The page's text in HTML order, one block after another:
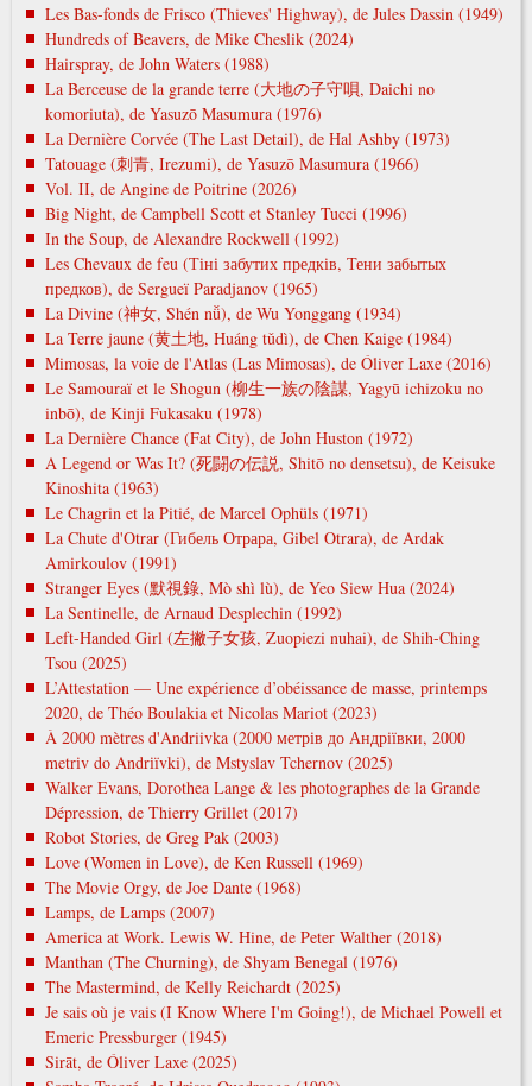
Les Bas-fonds de Frisco (Thieves' Highway), de Jules Dassin (1949)
Hundreds of Beavers, de Mike Cheslik (2024)
Hairspray, de John Waters (1988)
La Berceuse de la grande terre (大地の子守唄, Daichi no
komoriuta), de Yasuzō Masumura (1976)
La Dernière Corvée (The Last Detail), de Hal Ashby (1973)
Tatouage (刺青, Irezumi), de Yasuzō Masumura (1966)
Vol. II, de Angine de Poitrine (2026)
Big Night, de Campbell Scott et Stanley Tucci (1996)
In the Soup, de Alexandre Rockwell (1992)
Les Chevaux de feu (Тіні забутих предків, Тени забытых
предков), de Sergueï Paradjanov (1965)
La Divine (神女, Shén nǚ), de Wu Yonggang (1934)
La Terre jaune (黄土地, Huáng tǔdì), de Chen Kaige (1984)
Mimosas, la voie de l'Atlas (Las Mimosas), de Óliver Laxe (2016)
Le Samouraï et le Shogun (柳生一族の陰謀, Yagyū ichizoku no
inbō), de Kinji Fukasaku (1978)
La Dernière Chance (Fat City), de John Huston (1972)
A Legend or Was It? (死闘の伝説, Shitō no densetsu), de Keisuke
Kinoshita (1963)
Le Chagrin et la Pitié, de Marcel Ophüls (1971)
La Chute d'Otrar (Гибель Отрара, Gibel Otrara), de Ardak
Amirkoulov (1991)
Stranger Eyes (默視錄, Mò shì lù), de Yeo Siew Hua (2024)
La Sentinelle, de Arnaud Desplechin (1992)
Left-Handed Girl (左撇子女孩, Zuopiezi nuhai), de Shih-Ching
Tsou (2025)
L’Attestation — Une expérience d’obéissance de masse, printemps
2020, de Théo Boulakia et Nicolas Mariot (2023)
À 2000 mètres d'Andriivka (2000 метрів до Андріївки, 2000
metrіv do Andrіїvki), de Mstyslav Tchernov (2025)
Walker Evans, Dorothea Lange & les photographes de la Grande
Dépression, de Thierry Grillet (2017)
Robot Stories, de Greg Pak (2003)
Love (Women in Love), de Ken Russell (1969)
The Movie Orgy, de Joe Dante (1968)
Lamps, de Lamps (2007)
America at Work. Lewis W. Hine, de Peter Walther (2018)
Manthan (The Churning), de Shyam Benegal (1976)
The Mastermind, de Kelly Reichardt (2025)
Je sais où je vais (I Know Where I'm Going!), de Michael Powell et
Emeric Pressburger (1945)
Sirāt, de Óliver Laxe (2025)